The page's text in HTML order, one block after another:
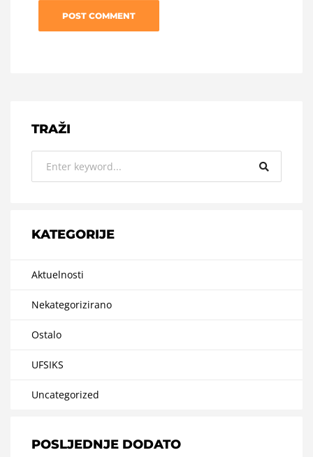
TRAŽI
KATEGORIJE
Aktuelnosti
Nekategorizirano
Ostalo
UFSIKS
Uncategorized
POSLJEDNJE DODATO